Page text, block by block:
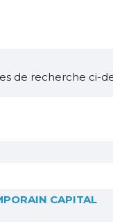
de recherche ci-
CAPITAL